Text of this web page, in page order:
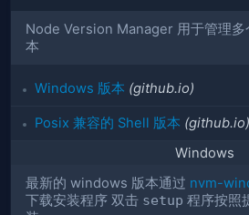
Node Version Manager 用于管理
本
Windows 版本 (github.io)
Posix 兼容的 Shell 版本 (github.io)
Windows
最新的 windows 版本通过 nvm-
下载安装程序 双击 setup 程序按照